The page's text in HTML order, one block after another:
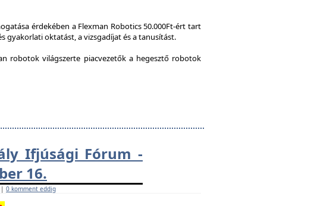
érdekében a Flexman Robotics 50.000Ft-ért tart
gyakorlati oktatást, a vizsgadíjat és a tanusítást.
robotok világszerte piacvezetők a hegesztő robotok
Ifjúsági Fórum -
16.
| 0 komment eddig